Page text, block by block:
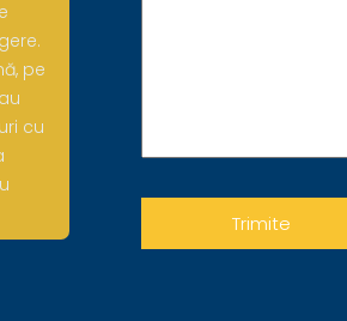
pe
cu